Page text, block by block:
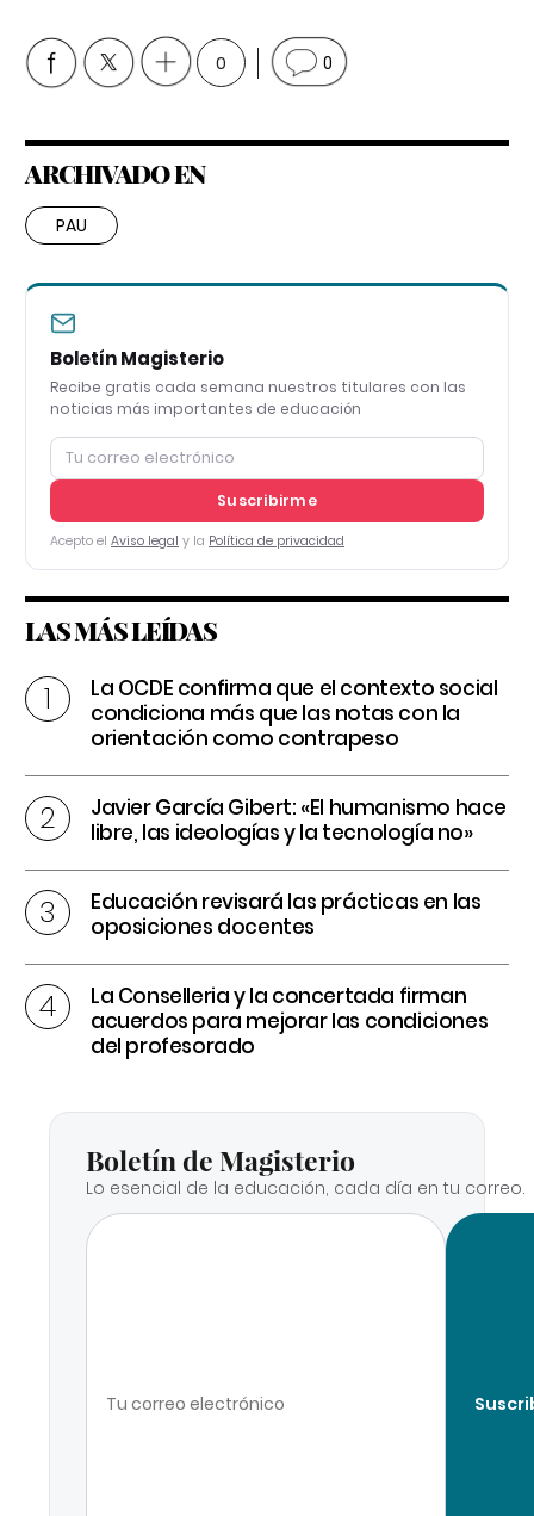
0 0
ARCHIVADO EN
PAU
Boletín Magisterio
Recibe gratis cada semana nuestros titulares con las
noticias más importantes de educación
Suscribirme
Acepto el Aviso legal y la Política de privacidad
LAS MÁS LEÍDAS
La OCDE confirma que el contexto social
condiciona más que las notas con la
orientación como contrapeso
Javier García Gibert: «El humanismo hace
libre, las ideologías y la tecnología no»
Educación revisará las prácticas en las
oposiciones docentes
La Conselleria y la concertada firman
acuerdos para mejorar las condiciones
del profesorado
Boletín de Magisterio
Lo esencial de la educación, cada día en tu correo.